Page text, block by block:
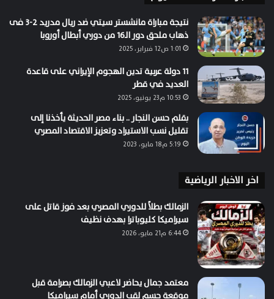
نتيجة مباراة مانشستر سيتي ضد ريال مدريد 2-3 فى
ذهاب ملحق دور الـ16 من دوري أبطال أوروبا
1:01 ص12 فبراير، 2025
11 دولة عربية تدين الهجوم الإيراني على قاعدة
العديد في قطر
10:53 م23 يونيو، 2025
بقلم حسن النجار .. بناء مصر الحديثة يأخذنا إلى
تقليل نسب الاستيراد وتعزيز الاقتصاد المصري
5:19 م18 مايو، 2023
اخر الاخبار الرياضية
الزمالك بطلاً للدوري المصري بعد فوز قاتل على
سيراميكا كليوباترا بهدف نظيف
6:44 م21 مايو، 2026
معتمد جمال يحاضر لاعبي الزمالك بصرامة قبل
موقعة حسم لقب الدوري أمام سيراميكا